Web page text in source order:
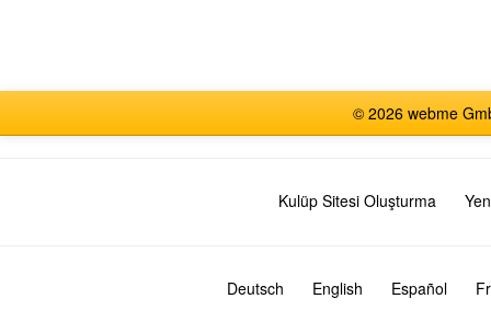
© 2026 webme
Kulüp Sitesi Oluşturma
Deutsch English Español